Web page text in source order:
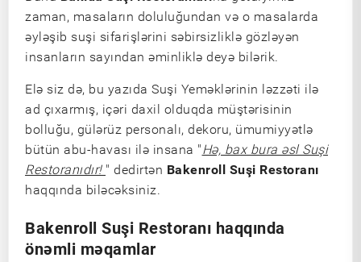
zaman, masaların doluluğundan və o masalarda
əyləşib suşi sifarişlərini səbirsizliklə gözləyən
insanların sayından əminliklə deyə bilərik.
Elə siz də, bu yazıda Suşi Yeməklərinin ləzzəti ilə
ad çıxarmış, içəri daxil olduqda müştərisinin
bolluğu, gülərüz personalı, dekoru, ümumiyyətlə
bütün abu-havası ilə insana "Hə, bax bura əsl Suşi
Restoranıdır! " dedirtən Bakenroll Suşi Restoranı
haqqında biləcəksiniz.
Bakenroll Suşi Restoranı haqqında
önəmli məqamlar